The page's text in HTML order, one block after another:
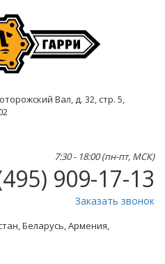
Вал, д. 32, стр. 5,
7:30 - 18:00 (пн-пт, МСК)
909-17-13
Заказать звонок
Беларусь, Армения,